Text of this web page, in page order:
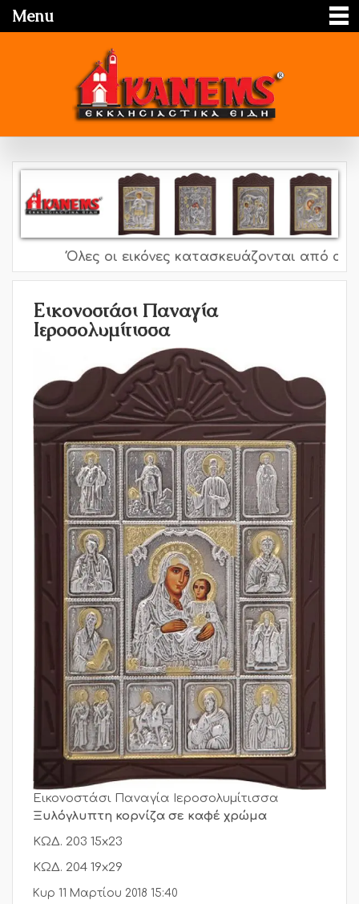
Menu
Όλες οι εικόνες κατασκευάζονται από
Εικονοστάσι Παναγία
Ιεροσολυμίτισσα
Εικονοστάσι Παναγία Ιεροσολυμίτισσα
Ξυλόγλυπτη κορνίζα σε καφέ χρώμα
ΚΩΔ. 203 15x23
ΚΩΔ. 204 19x29
Κυρ 11 Μαρτίου 2018 15:40